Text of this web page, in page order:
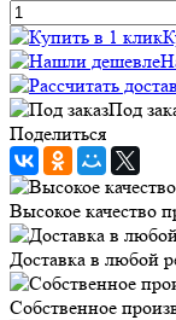
Под
Поделиться
Высокое качество
Доставка в любой
Собственное